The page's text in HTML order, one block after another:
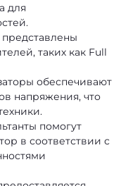
для
таких как Full
обеспечивают
напряжения, что
помогут
в соответствии с